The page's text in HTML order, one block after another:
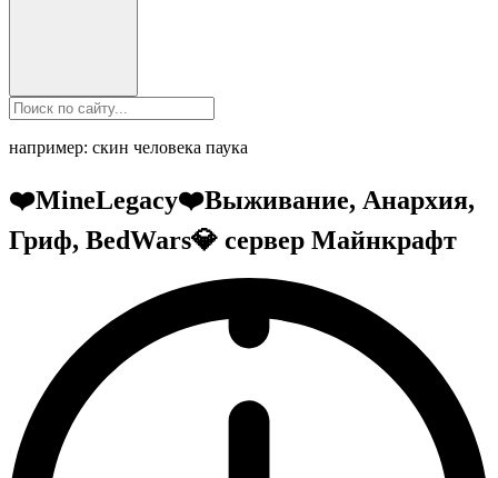
например: скин человека паука
❤️MineLegacy❤️Выживание, Анархия,
Гриф, BedWars💎 сервер Майнкрафт